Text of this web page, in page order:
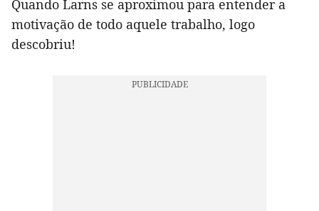
Quando Larns se aproximou para entender a
motivação de todo aquele trabalho, logo
descobriu!